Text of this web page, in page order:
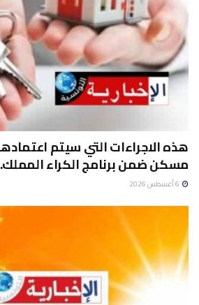
هذه الاجراءات التي سيتم
مسكن ضمن برنامج الكراء